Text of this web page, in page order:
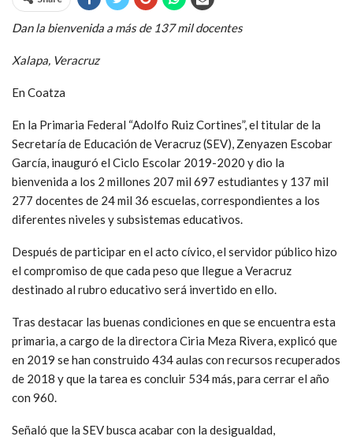
Dan la bienvenida a más de 137 mil docentes
Xalapa, Veracruz
En Coatza
En la Primaria Federal “Adolfo Ruiz Cortines”, el titular de la
Secretaría de Educación de Veracruz (SEV), Zenyazen Escobar
García, inauguró el Ciclo Escolar 2019-2020 y dio la
bienvenida a los 2 millones 207 mil 697 estudiantes y 137 mil
277 docentes de 24 mil 36 escuelas, correspondientes a los
diferentes niveles y subsistemas educativos.
Después de participar en el acto cívico, el servidor público hizo
el compromiso de que cada peso que llegue a Veracruz
destinado al rubro educativo será invertido en ello.
Tras destacar las buenas condiciones en que se encuentra esta
primaria, a cargo de la directora Ciria Meza Rivera, explicó que
en 2019 se han construido 434 aulas con recursos recuperados
de 2018 y que la tarea es concluir 534 más, para cerrar el año
con 960.
Señaló que la SEV busca acabar con la desigualdad,